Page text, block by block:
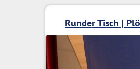
Runder Tisch |